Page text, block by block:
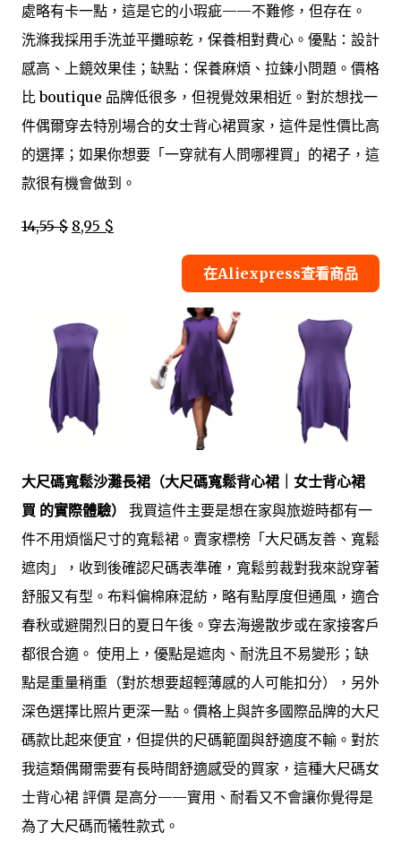
處略有卡一點，這是它的小瑕疵——不難修，但存在。
洗滌我採用手洗並平攤晾乾，保養相對費心。優點：設計
感高、上鏡效果佳；缺點：保養麻煩、拉鍊小問題。價格
比 boutique 品牌低很多，但視覺效果相近。對於想找一
件偶爾穿去特別場合的女士背心裙買家，這件是性價比高
的選擇；如果你想要「一穿就有人問哪裡買」的裙子，這
款很有機會做到。
14,55 $ 8,95 $
在Aliexpress查看商品
大尺碼寬鬆沙灘長裙（大尺碼寬鬆背心裙｜女士背心裙
買 的實際體驗）
我買這件主要是想在家與旅遊時都有一
件不用煩惱尺寸的寬鬆裙。賣家標榜「大尺碼友善、寬鬆
遮肉」，收到後確認尺碼表準確，寬鬆剪裁對我來說穿著
舒服又有型。布料偏棉麻混紡，略有點厚度但通風，適合
春秋或避開烈日的夏日午後。穿去海邊散步或在家接客戶
都很合適。 使用上，優點是遮肉、耐洗且不易變形；缺
點是重量稍重（對於想要超輕薄感的人可能扣分），另外
深色選擇比照片更深一點。價格上與許多國際品牌的大尺
碼款比起來便宜，但提供的尺碼範圍與舒適度不輸。對於
我這類偶爾需要有長時間舒適感受的買家，這種大尺碼女
士背心裙 評價 是高分——實用、耐看又不會讓你覺得是
為了大尺碼而犧牲款式。